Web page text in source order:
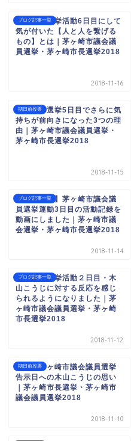
ブログ記事一覧
【信頼】選挙活動6日目にして
気が付いた【人と人を繋げる
もの】とは｜茅ヶ崎市議会議
員選挙・茅ヶ崎市長選挙2018
2018-11-16
期日前投票
【期待】選挙5日目でさらに気
持ちが前向きになった3つの理
由｜茅ヶ崎市議会議員選挙・
茅ヶ崎市長選挙2018
2018-11-15
ブログ記事一覧
【動画更新】茅ヶ崎市議会議
員選挙運動3日目の活動記録を
動画にしました｜茅ヶ崎市議
会選挙・茅ヶ崎市長選挙2018
2018-11-14
ブログ記事一覧
【躍動】選挙活動２日目・木
山こうじに対する反応を感じ
られるようになりました｜茅
ヶ崎市議会議員選挙・茅ヶ崎
市長選挙2018
2018-11-12
期日前投票
明日の茅ヶ崎市議会議員選挙
告示日への木山こうじの思い
｜茅ヶ崎市長選挙・茅ヶ崎市
議会議員選挙2018
2018-11-10